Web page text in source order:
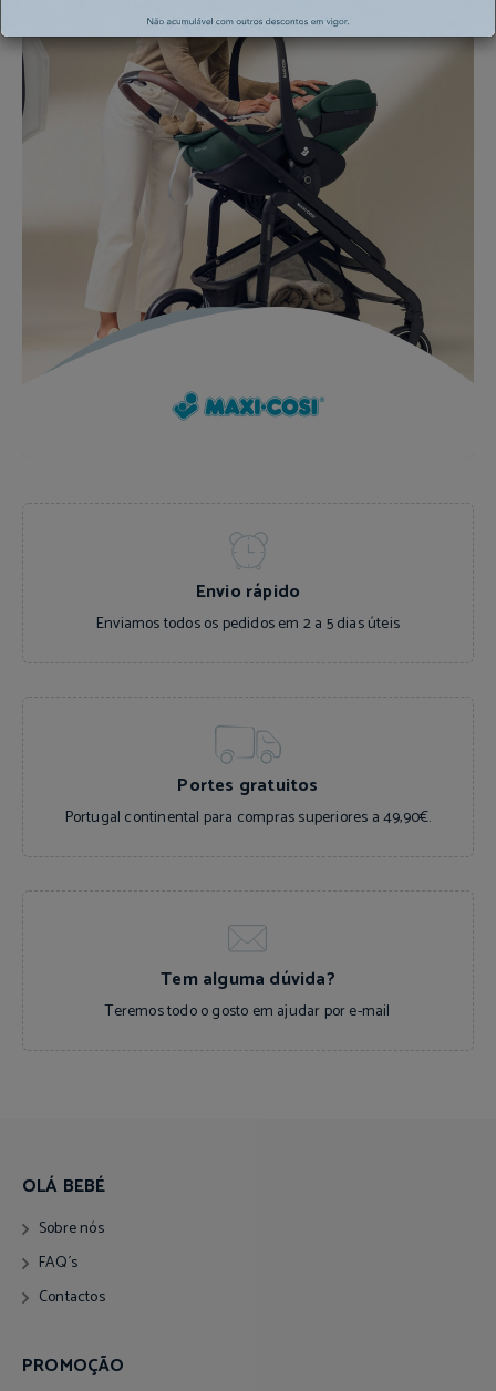
Envio rápido
Enviamos todos os pedidos em 2 a 5 dias úteis
Portes gratuitos
Portugal continental para compras superiores a 49,90€.
Tem alguma dúvida?
Teremos todo o gosto em ajudar pore-mail
OLÁ BEBÉ
Sobre nós
FAQ´s
Contactos
PROMOÇÃO